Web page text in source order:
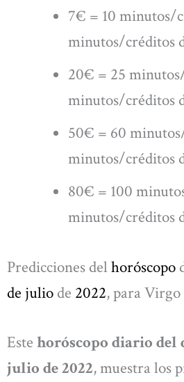
7€ = 10 minutos/
minutos/créditos
20€ = 25
minutos/créditos
50€ = 60
minutos/créditos
80€ = 100
minutos/créditos
Predicciones del horóscopo
de julio de 2022, para
Este horóscopo diario del
julio de 2022, muestra los